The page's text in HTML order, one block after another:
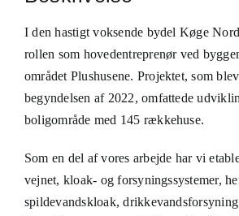
I den hastigt voksende bydel Køge
rollen som hovedentreprenør ved
området Plushusene. Projektet, som
begyndelsen af 2022, omfattede
boligområde med 145 rækkehuse.
Som en del af vores arbejde har vi
vejnet, kloak- og forsyningssystemer,
spildevandskloak,